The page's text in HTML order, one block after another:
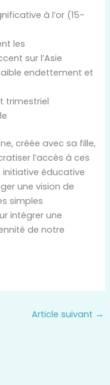
à l’or (15-
les
sur l’Asie
endettement et
trimestriel
créée avec sa fille,
l’accès à ces
éducative
une vision de
simples
intégrer une
de notre
Article suivant →